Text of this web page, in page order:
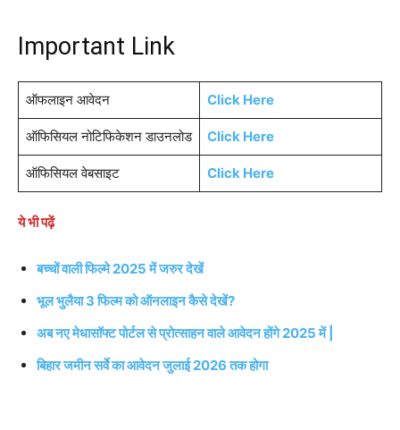
Important Link
ऑफलाइन आवेदन Click Here
ऑफिसियल नोटिफिकेशन डाउनलोड Click Here
ऑफिसियल वेबसाइट Click Here
ये भी पढ़ें
बच्चों वाली फिल्मे 2025 में जरुर देखें
भूल भुलैया 3 फिल्म को ऑनलाइन कैसे देखें?
अब नए मेधासॉफ्ट पोर्टल से प्रोत्साहन वाले आवेदन होंगे 2025 में |
बिहार जमीन सर्वे का आवेदन जुलाई 2026 तक होगा